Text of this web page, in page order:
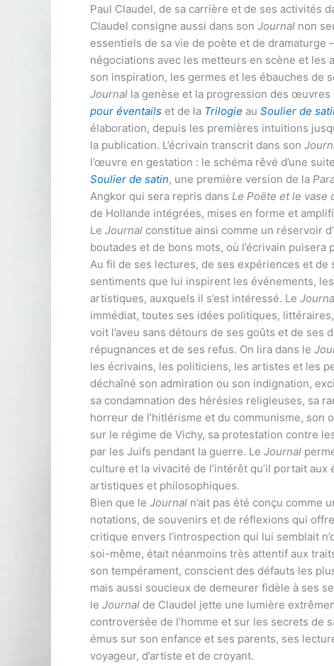
Paul Claudel, de sa carrière et de ses activités
Claudel consigne aussi dans son Journal non
essentiels de sa vie de poète et de
négociations avec les metteurs en scène et les
son inspiration, les germes et les ébauches de
Journal la genèse et la progression des œuvres
pour éventails et de la Trilogie au Soulier de
élaboration, depuis les premières intuitions
la publication. L’écrivain transcrit dans son
l’œuvre en gestation : le schéma rêvé d’une
Soulier de satin, une première version de la
Angkor qui sera repris dans Le Poëte et le vase
de Hollande intégrées, mises en forme et
Le Journal constitue ainsi comme un réservoir
boutades et de bons mots, où l’écrivain
Au fil de ses lectures, de ses expériences et
sentiments que lui inspirent les événements,
artistiques, auxquels il s’est intéressé. Le
immédiat, toutes ses idées politiques,
voit l’aveu sans détours de ses goûts et de
répugnances et de ses refus. On lira dans le
les écrivains, les politiciens, les artistes et les
déchaîné son admiration ou son indignation,
sa condamnation des hérésies religieuses, sa
horreur de l’hitlérisme et du communisme, son
sur le régime de Vichy, sa protestation contre
par les Juifs pendant la guerre. Le Journal
culture et la vivacité de l’intérêt qu’il portait
artistiques et philosophiques.
Bien que le Journal n’ait pas été conçu comme
notations, de souvenirs et de réflexions qui
critique envers l’introspection qui lui semblait
soi-même, était néanmoins très attentif aux
son tempérament, conscient des défauts les
mais aussi soucieux de demeurer fidèle à ses
le Journal de Claudel jette une lumière
controversée de l’homme et sur les secrets de
émus sur son enfance et ses parents, ses
voyageur, d’artiste et de croyant.